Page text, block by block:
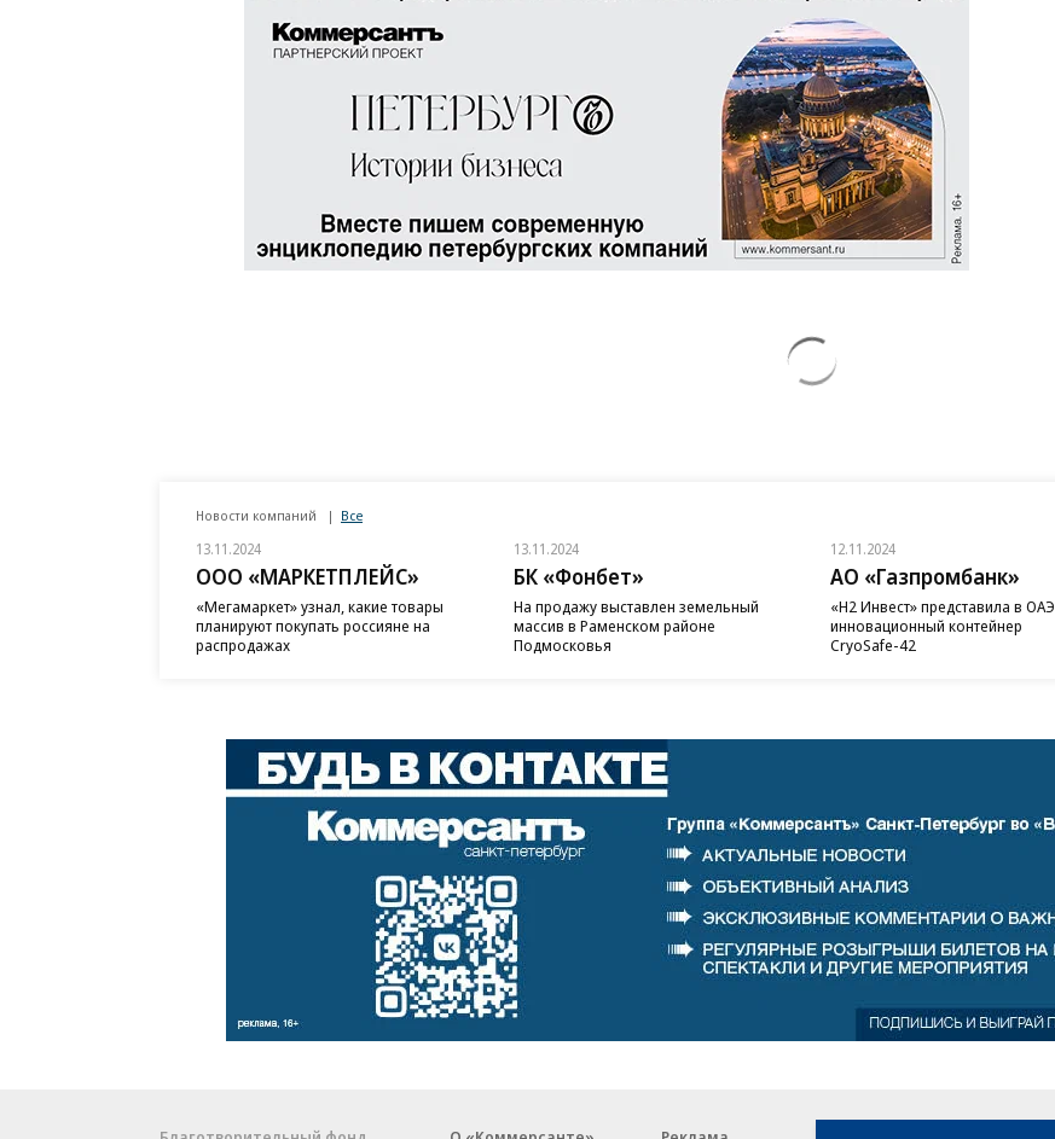
Новости компаний Все
13.11.2024
ООО «МАРКЕТПЛЕЙС»
«Мегамаркет» узнал, какие товары
планируют покупать россияне на
распродажах
13.11.2024
БК «Фонбет»
На продажу выставлен земельный
массив в Раменском районе
Подмосковья
12.11.2024
АО «Газпромбанк»
«H2 Инвест» представила в ОАЭ
инновационный контейнер
CryoSafe-42